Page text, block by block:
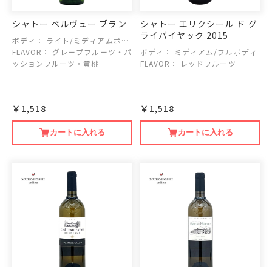
シャトー ベルヴュー ブラン
ボディ：
ライト/ミディアムボデ
ィ
FLAVOR：
グレープフルーツ・パ
ッションフルーツ・黄桃
￥1,518
カートに入れる
シャトー エリクシール ド グ
ライバイヤック 2015
ボディ：
ミディアム/フルボディ
FLAVOR：
レッドフルーツ
￥1,518
カートに入れる